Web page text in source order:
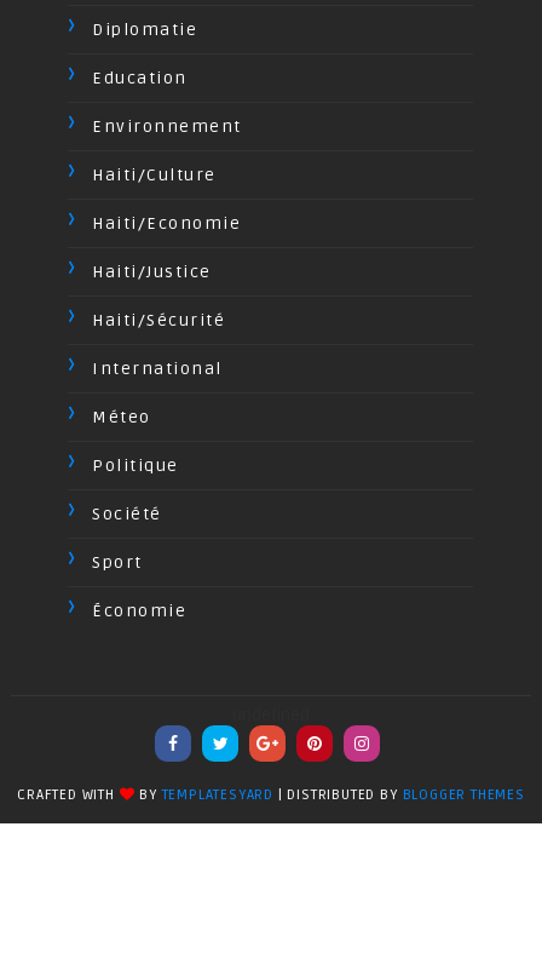
Diplomatie
Education
Environnement
Haiti/Culture
Haiti/Economie
Haiti/Justice
Haiti/Sécurité
International
Méteo
Politique
Société
Sport
Économie
CRAFTED WITH BYTEMPLATESYARD | DISTRIBUTED BY BLOGGER THEMES